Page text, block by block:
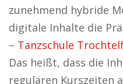
zunehmend hybride
digitale Inhalte die
– Tanzschule
Das heißt, dass die
regulären Kurszeiten